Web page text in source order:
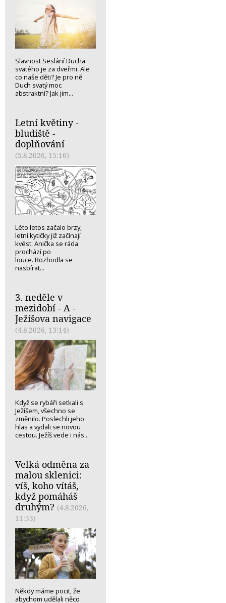
Slavnost Seslání Ducha
svatého je za dveřmi. Ale
co naše děti? Je pro ně
Duch svatý moc
abstraktní? Jak jim...
Letní květiny -
bludiště -
doplňování
(5.8.2026, 15:16)
Léto letos začalo brzy,
letní kytičky již začínají
kvést. Anička se ráda
prochází po
louce. Rozhodla se
nasbírat...
3. neděle v
mezidobí - A -
Ježíšova navigace
(4.8.2026, 13:14)
Když se rybáři setkali s
Ježíšem, všechno se
změnilo. Poslechli jeho
hlas a vydali se novou
cestou. Ježíš vede i nás...
Velká odměna za
malou sklenici:
víš, koho vítáš,
když pomáháš
druhým? (4.8.2026,
11:33)
Někdy máme pocit, že
abychom udělali něco